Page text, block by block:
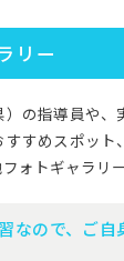
リー
の指導員や、
すめスポット
ォトギャラリー
なので、ご自